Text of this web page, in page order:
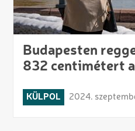
Budapesten
832 centimétert a
KÜLPOL 2024.